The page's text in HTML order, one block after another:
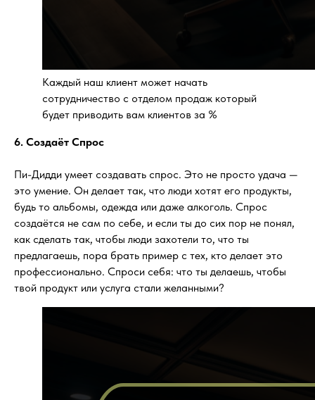
Каждый наш клиент может начать
сотрудничество с отделом продаж который
будет приводить вам клиентов за %
6. Создаёт Спрос
Пи-Дидди умеет создавать спрос. Это не просто удача —
это умение. Он делает так, что люди хотят его продукты,
будь то альбомы, одежда или даже алкоголь. Спрос
создаётся не сам по себе, и если ты до сих пор не понял,
как сделать так, чтобы люди захотели то, что ты
предлагаешь, пора брать пример с тех, кто делает это
профессионально. Спроси себя: что ты делаешь, чтобы
твой продукт или услуга стали желанными?